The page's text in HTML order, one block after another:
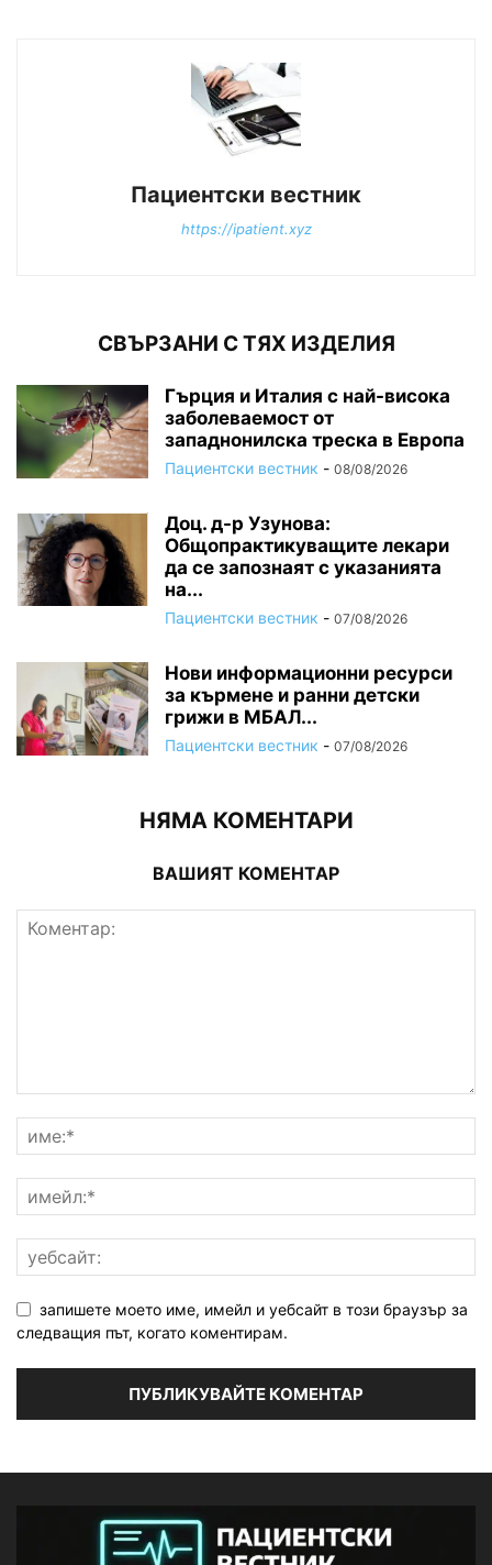
Пациентски вестник
https://ipatient.xyz
СВЪРЗАНИ С ТЯХ ИЗДЕЛИЯ
Гърция и Италия с най-висока
заболеваемост от
западнонилска треска в Европа
Пациентски вестник - 08/08/2026
Доц. д-р Узунова:
Общопрактикуващите лекари
да се запознаят с указанията
на...
Пациентски вестник - 07/08/2026
Нови информационни ресурси
за кърмене и ранни детски
грижи в МБАЛ...
Пациентски вестник - 07/08/2026
НЯМА КОМЕНТАРИ
ВАШИЯТ КОМЕНТАР
запишете моето име, имейл и уебсайт в този браузър за
следващия път, когато коментирам.